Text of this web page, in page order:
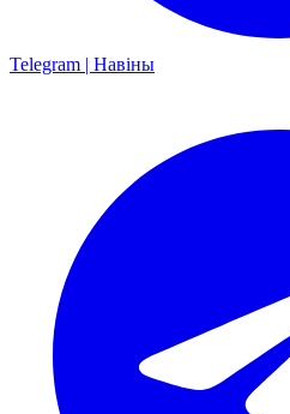
Telegram | Навіны